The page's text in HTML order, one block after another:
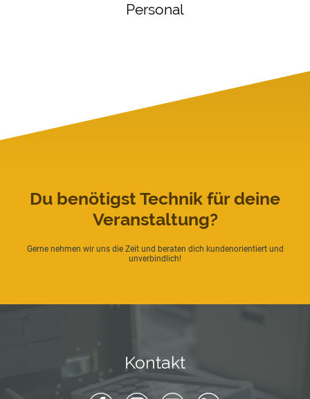
Personal
Du benötigst Technik für deine
Veranstaltung?
Gerne nehmen wir uns die Zeit und beraten dich kundenorientiert und
unverbindlich!
Kontakt